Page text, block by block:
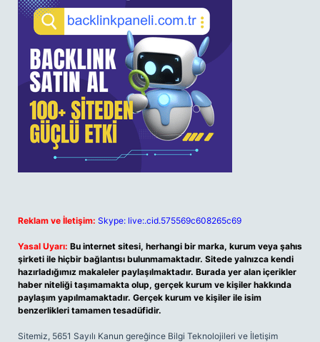
Reklam ve İletişim: Skype: live:.cid.575569c608265c69
Yasal Uyarı: Bu internet sitesi, herhangi bir marka, kurum veya şahıs
şirketi ile hiçbir bağlantısı bulunmamaktadır. Sitede yalnızca kendi
hazırladığımız makaleler paylaşılmaktadır. Burada yer alan içerikler
haber niteliği taşımamakta olup, gerçek kurum ve kişiler hakkında
paylaşım yapılmamaktadır. Gerçek kurum ve kişiler ile isim
benzerlikleri tamamen tesadüfidir.
Sitemiz, 5651 Sayılı Kanun gereğince Bilgi Teknolojileri ve İletişim